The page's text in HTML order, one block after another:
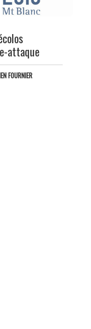
attaque
FOURNIER